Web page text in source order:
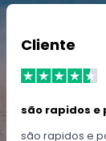
Cliente
são rapidos e
são rapidos e